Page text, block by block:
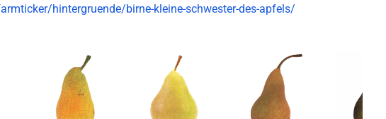
hintergruende/birne-kleine-schwester-des-apfels/